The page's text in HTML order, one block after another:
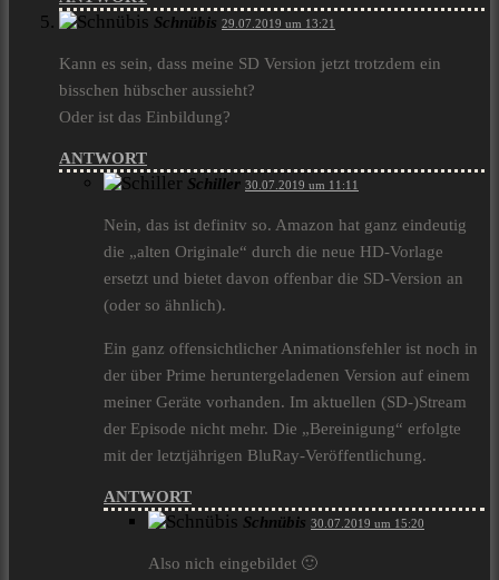
Schnübis 29.07.2019 um 13:21
Kann es sein, dass meine SD Version jetzt trotzdem ein
bisschen hübscher aussieht?
Oder ist das Einbildung?
ANTWORT
Schiller 30.07.2019 um 11:11
Nein, das ist definitv so. Amazon hat ganz eindeutig
die „alten Originale“ durch die neue HD-Vorlage
ersetzt und bietet davon offenbar die SD-Version an
(oder so ähnlich).
Ein ganz offensichtlicher Animationsfehler ist noch in
der über Prime heruntergeladenen Version auf einem
meiner Geräte vorhanden. Im aktuellen (SD-)Stream
der Episode nicht mehr. Die „Bereinigung“ erfolgte
mit der letztjährigen BluRay-Veröffentlichung.
ANTWORT
Schnübis 30.07.2019 um 15:20
Also nich eingebildet 🙂